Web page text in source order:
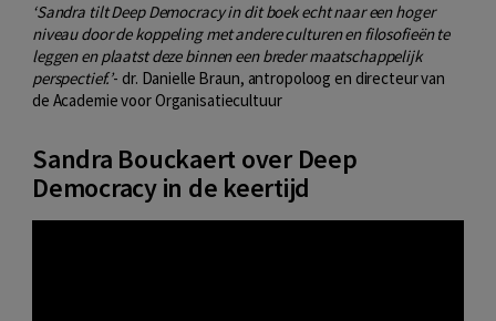
‘Sandra tilt Deep Democracy in dit boek echt naar een hoger
niveau door de koppeling met andere culturen en filosofieën te
leggen en plaatst deze binnen een breder maatschappelijk
perspectief.’- dr. Danielle Braun, antropoloog en directeur van
de Academie voor Organisatiecultuur
Sandra Bouckaert over Deep
Democracy in de keertijd